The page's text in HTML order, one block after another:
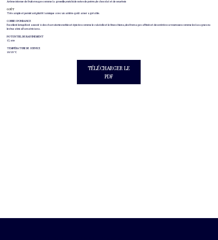
Arôme intense de fruits rouges comme la groseille, enrichi de notes de poivre, de chocolat et de sous-bois
GOÛT
Très ample et persistant, plutôt tannique avec un arrière-goût amer agréable.
CORRESPONDANCE
Excellent lorsqu'il est associé à des charcuteries nobles et épicées comme le culatello et le finocchiona, des fromages affinés et des entrées savoureuses comme les lasagnes ou
les bucatini all'amatriciana.
POTENTIEL DE RAFFINEMENT
15 ans
TEMPÉRATURE DE SERVICE
16/18 °C
TÉLÉCHARGER LE
PDF